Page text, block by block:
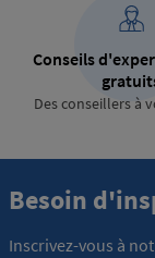
Conseils
Des conseillers à
Besoin
Inscrivez-vous à